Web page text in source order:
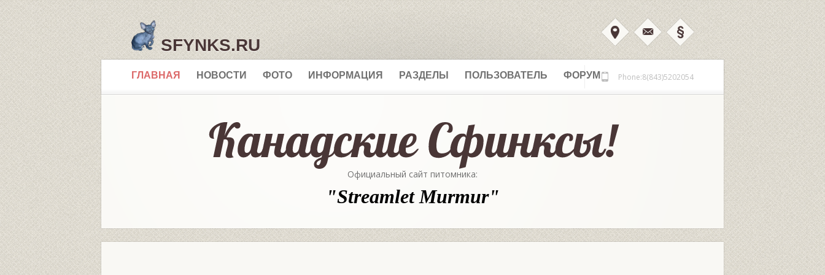
SFYNKS.RU
ГЛАВНАЯ НОВОСТИ ФОТО ИНФОРМАЦИЯ РАЗДЕЛЫ ПОЛЬЗОВАТЕЛЬ ФОРУМ Phone:8(843)5202054
Официальный сайт питомника:
"Streamlet Murmur"